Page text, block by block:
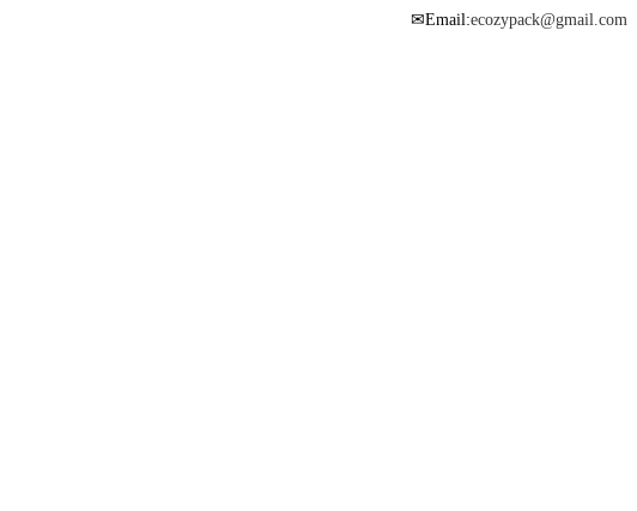
✉Email:ecozypack@gmail.com